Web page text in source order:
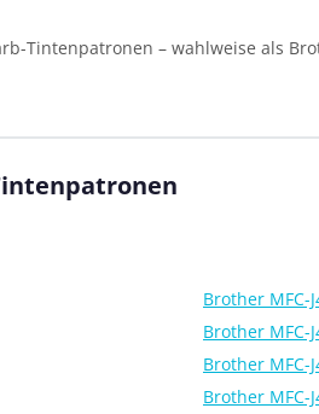
Tintenpatronen – wahlweise als
Brother MFC-
Brother MFC-
Brother MFC-
Brother MFC-